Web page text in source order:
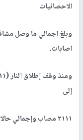
الاحصائيات
وبلغ اجمالي ما وصل
اصابات.
إلى
٣١١١ مصاب وإجمالي حالات الانتشال: ٧٨٣ شهيد.